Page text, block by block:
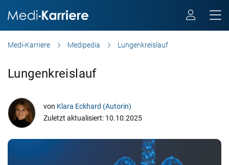
Medi-Karriere Medipedia Lungenkreislauf
Lungenkreislauf
von Klara Eckhard (Autorin)
Zuletzt aktualisiert: 10.10.2025